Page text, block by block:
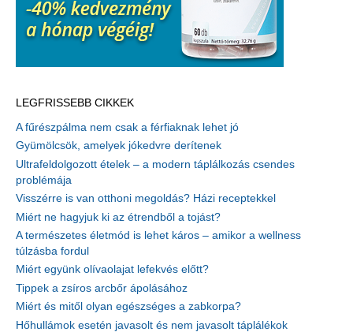
LEGFRISSEBB CIKKEK
A fűrészpálma nem csak a férfiaknak lehet jó
Gyümölcsök, amelyek jókedvre derítenek
Ultrafeldolgozott ételek – a modern táplálkozás csendes
problémája
Visszérre is van otthoni megoldás? Házi receptekkel
Miért ne hagyjuk ki az étrendből a tojást?
A természetes életmód is lehet káros – amikor a wellness
túlzásba fordul
Miért együnk olívaolajat lefekvés előtt?
Tippek a zsíros arcbőr ápolásához
Miért és mitől olyan egészséges a zabkorpa?
Hőhullámok esetén javasolt és nem javasolt táplálékok